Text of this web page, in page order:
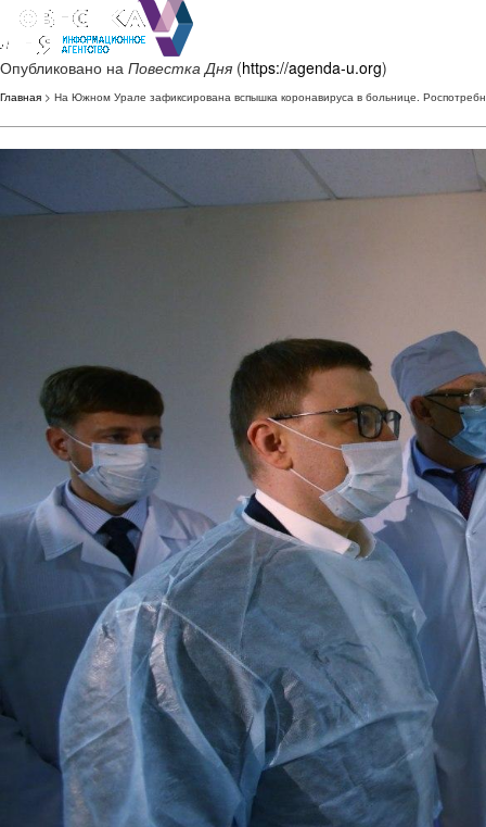
Опубликовано на Повестка Дня (https://agenda-u.org)
Главная > На Южном Урале зафиксирована вспышка коронавируса в больнице.